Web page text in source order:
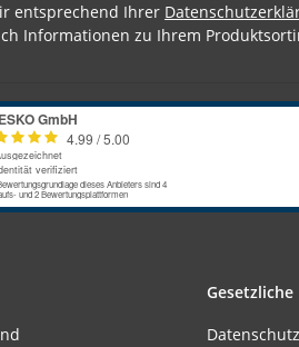
entsprechend Ihrer
Informationen zu Ihrem
Datenschutz